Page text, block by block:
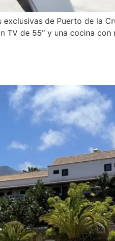
de Puerto de la
de 55″ y una cocina